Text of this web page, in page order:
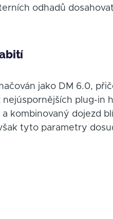
odhadů dosahovat
jako DM 6.0,
plug-in
a kombinovaný dojezd
tyto parametry